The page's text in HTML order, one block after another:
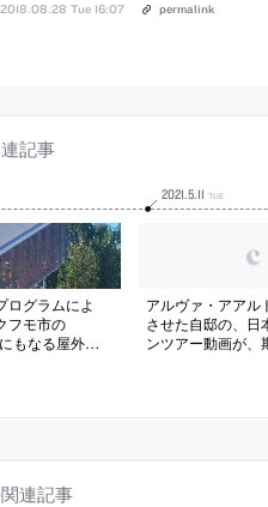
2018.08.28 Tue 16:07 permalink
記事
ログラムによ
フモ市の
もなる屋外イ
建築を考案。設
2021.5.11 TUE
アルヴァ・アアル
させた自邸の、日
ンツアー動画が、
連記事